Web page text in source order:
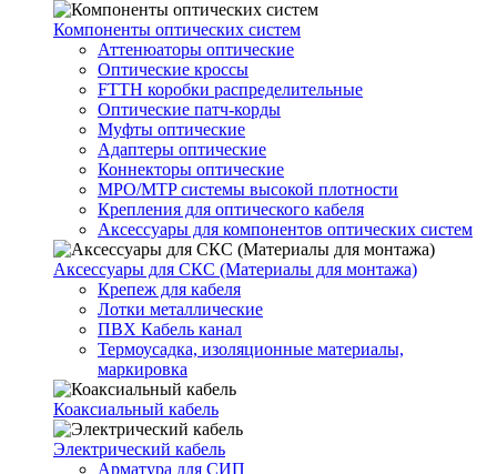
Компоненты оптических систем
Аттенюаторы оптические
Оптические кроссы
FTTH коробки распределительные
Оптические патч-корды
Муфты оптические
Адаптеры оптические
Коннекторы оптические
MPO/MTP системы высокой плотности
Крепления для оптического кабеля
Аксессуары для компонентов оптических систем
Аксессуары для СКС (Материалы для монтажа)
Крепеж для кабеля
Лотки металлические
ПВХ Кабель канал
Термоусадка, изоляционные материалы,
маркировка
Коаксиальный кабель
Электрический кабель
Арматура для СИП